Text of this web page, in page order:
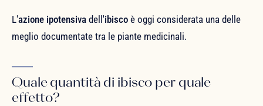
L'azione ipotensiva dell'ibisco è oggi considerata una delle
meglio documentate tra le piante medicinali.
Quale quantità di ibisco per quale
effetto?